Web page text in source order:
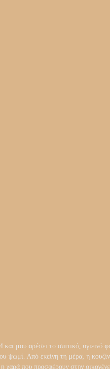
μου αρέσει το σπιτικό,
ψωμί. Από εκείνη τη μέρα, η
η χαρά που προσφέρουν στην